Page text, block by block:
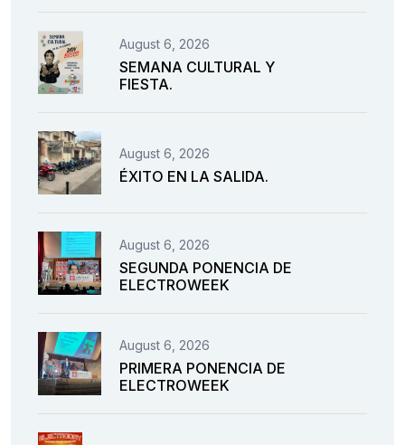
August 6, 2026
SEMANA CULTURAL Y
FIESTA.
August 6, 2026
ÉXITO EN LA SALIDA.
August 6, 2026
SEGUNDA PONENCIA DE
ELECTROWEEK
August 6, 2026
PRIMERA PONENCIA DE
ELECTROWEEK